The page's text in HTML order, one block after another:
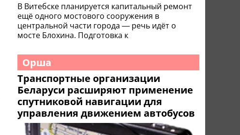
В Витебске планируется капитальный ремонт
ещё одного мостового сооружения в
центральной части города — речь идёт о
мосте Блохина. Подготовка к
Орша
Транспортные организации
Беларуси расширяют применение
спутниковой навигации для
управления движением автобусов